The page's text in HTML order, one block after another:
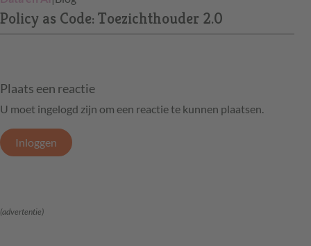
Policy as Code: Toezichthouder 2.0
Plaats een reactie
U moet ingelogd zijn om een reactie te kunnen plaatsen.
Inloggen
(advertentie)